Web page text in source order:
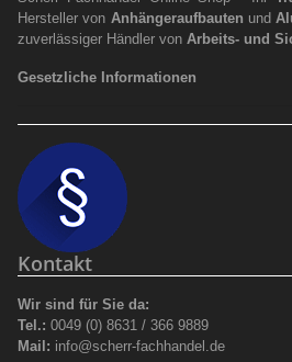
Hersteller von Anhängeraufbauten und
zuverlässiger Händler von Arbeits- und
Gesetzliche Informationen
Kontakt
Wir sind für Sie da:
Tel.: 0049 (0) 8631 / 366 9889
Mail: info@scherr-fachhandel.de